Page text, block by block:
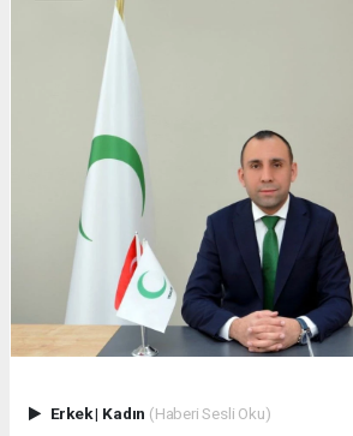
Erkek| Kadın (Haberi Sesli Oku)